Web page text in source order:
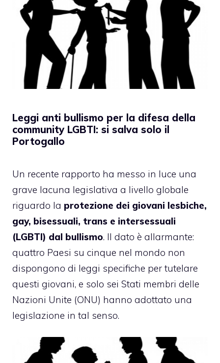
Leggi anti bullismo per la difesa della
community LGBTI: si salva solo il
Portogallo
Un recente rapporto ha messo in luce una
grave lacuna legislativa a livello globale
riguardo la protezione dei giovani lesbiche,
gay, bisessuali, trans e intersessuali
(LGBTI) dal bullismo. Il dato è allarmante:
quattro Paesi su cinque nel mondo non
dispongono di leggi specifiche per tutelare
questi giovani, e solo sei Stati membri delle
Nazioni Unite (ONU) hanno adottato una
legislazione in tal senso.